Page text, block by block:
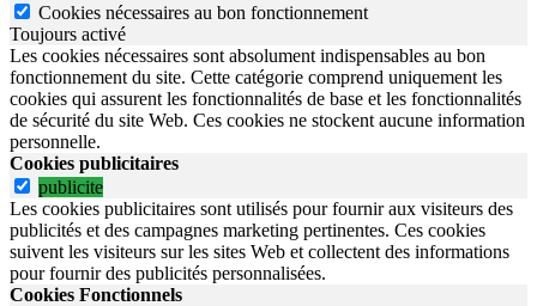
Cookies nécessaires au bon fonctionnement
Toujours activé
Les cookies nécessaires sont absolument indispensables au bon
fonctionnement du site. Cette catégorie comprend uniquement les
cookies qui assurent les fonctionnalités de base et les fonctionnalités
de sécurité du site Web. Ces cookies ne stockent aucune information
personnelle.
Cookies publicitaires
publicite
Les cookies publicitaires sont utilisés pour fournir aux visiteurs des
publicités et des campagnes marketing pertinentes. Ces cookies
suivent les visiteurs sur les sites Web et collectent des informations
pour fournir des publicités personnalisées.
Cookies Fonctionnels